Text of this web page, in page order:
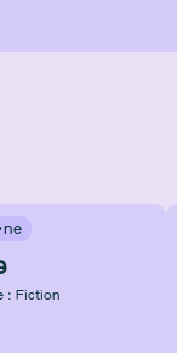
: Fiction